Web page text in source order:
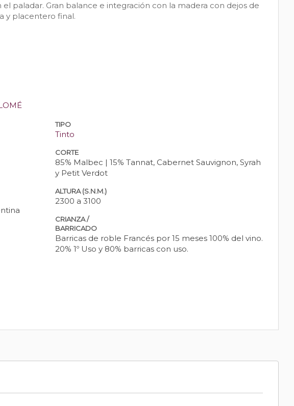
paladar. Gran balance e integración con la madera con dejos de
y placentero final.
TIPO
Tinto
CORTE
85% Malbec | 15% Tannat, Cabernet Sauvignon, Syrah
y Petit Verdot
ALTURA (S.N.M.)
2300 a 3100
CRIANZA /
BARRICADO
Barricas de roble Francés por 15 meses 100% del vino.
20% 1º Uso y 80% barricas con uso.